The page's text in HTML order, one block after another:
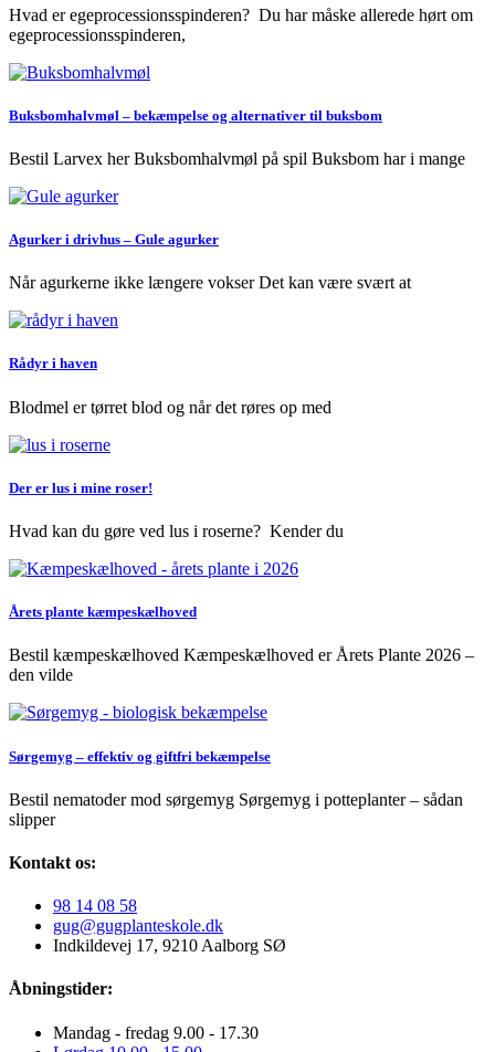
Hvad er egeprocessionsspinderen? Du har måske allerede hørt om
egeprocessionsspinderen,
Buksbomhalvmøl – bekæmpelse og alternativer til buksbom
Bestil Larvex her Buksbomhalvmøl på spil Buksbom har i mange
Agurker i drivhus – Gule agurker
Når agurkerne ikke længere vokser Det kan være svært at
Rådyr i haven
Blodmel er tørret blod og når det røres op med
Der er lus i mine roser!
Hvad kan du gøre ved lus i roserne? Kender du
Årets plante kæmpeskælhoved
Bestil kæmpeskælhoved Kæmpeskælhoved er Årets Plante 2026 –
den vilde
Sørgemyg – effektiv og giftfri bekæmpelse
Bestil nematoder mod sørgemyg Sørgemyg i potteplanter – sådan
slipper
Kontakt os:
98 14 08 58
gug@gugplanteskole.dk
Indkildevej 17, 9210 Aalborg SØ
Åbningstider:
Mandag - fredag 9.00 - 17.30